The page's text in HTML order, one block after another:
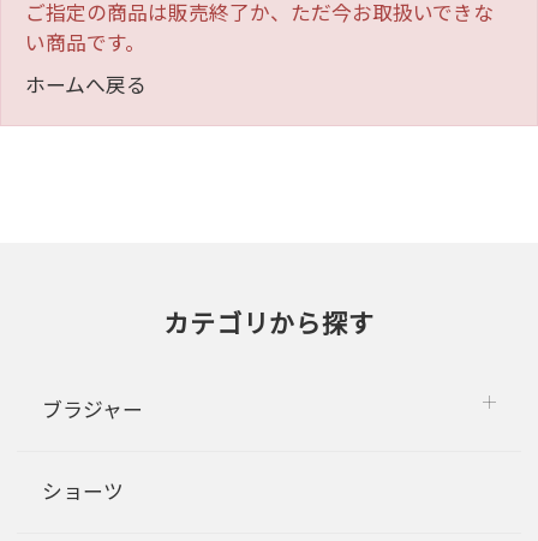
ご指定の商品は販売終了か、ただ今お取扱いできな
い商品です。
ホームへ戻る
カテゴリから探す
ブラジャー
ショーツ